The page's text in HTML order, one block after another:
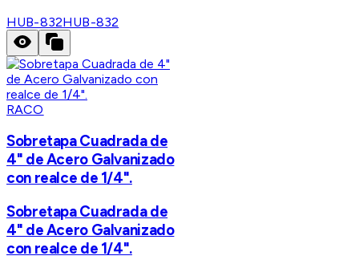
HUB-832HUB-832
RACO
Sobretapa Cuadrada de
4" de Acero Galvanizado
con realce de 1/4".
Sobretapa Cuadrada de
4" de Acero Galvanizado
con realce de 1/4".